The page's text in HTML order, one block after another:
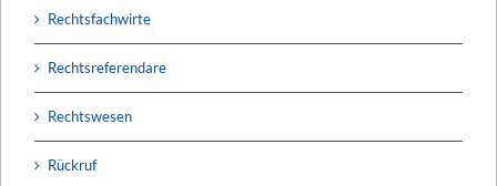
Rechtsfachwirte
Rechtsreferendare
Rechtswesen
Rückruf